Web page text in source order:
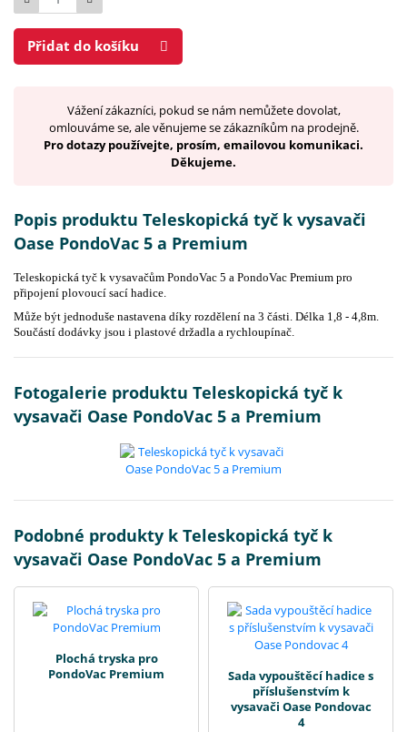
Přidat do košíku
Vážení zákazníci, pokud se nám nemůžete dovolat,
omlouváme se, ale věnujeme se zákazníkům na prodejně.
Pro dotazy používejte, prosím, emailovou komunikaci.
Děkujeme.
Popis produktu Teleskopická tyč k vysavači
Oase PondoVac 5 a Premium
Teleskopická tyč k vysavačům PondoVac 5 a PondoVac Premium pro
připojení plovoucí sací hadice.
Může být jednoduše nastavena díky rozdělení na 3 části. Délka 1,8 - 4,8m.
Součástí dodávky jsou i plastové držadla a rychloupínač.
Fotogalerie produktu Teleskopická tyč k
vysavači Oase PondoVac 5 a Premium
Podobné produkty k Teleskopická tyč k
vysavači Oase PondoVac 5 a Premium
Plochá tryska pro
PondoVac Premium
Sada vypouštěcí hadice s
příslušenstvím k
vysavači Oase Pondovac
4